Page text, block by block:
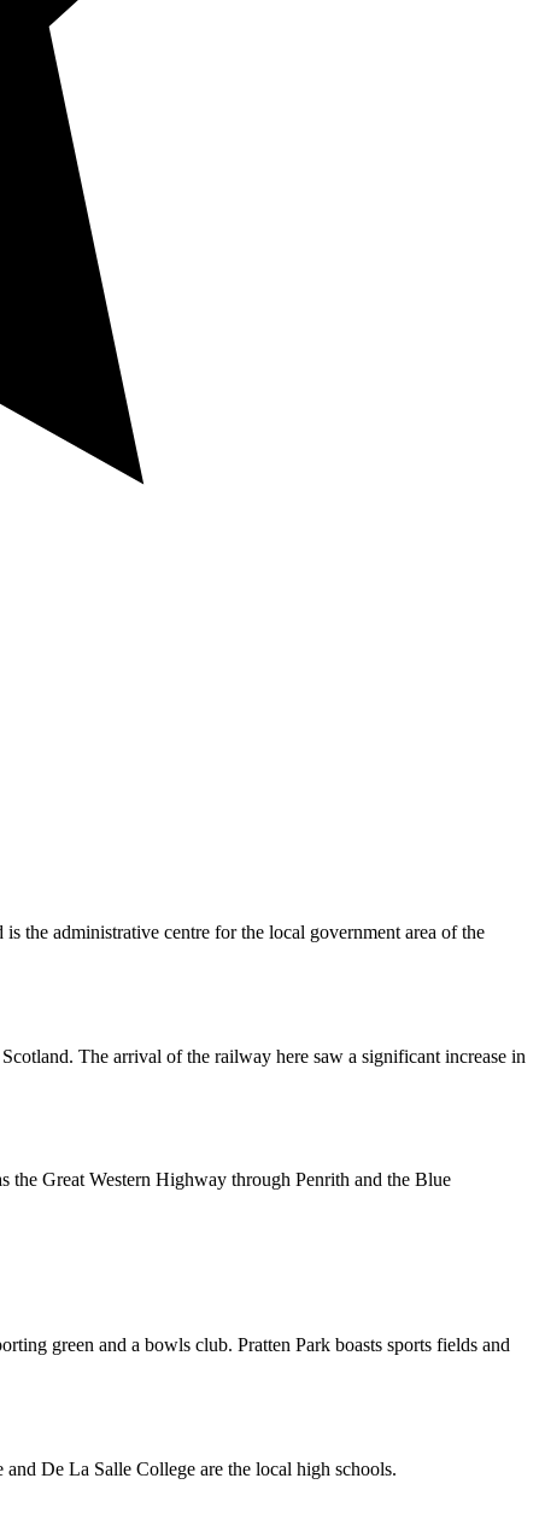
the administrative centre for the local government area of the
The arrival of the railway here saw a significant increase in
the Great Western Highway through Penrith and the Blue
green and a bowls club. Pratten Park boasts sports fields and